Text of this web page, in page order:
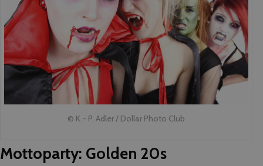
© K.- P. Adler / Dollar Photo Club
Mottoparty: Golden 20s